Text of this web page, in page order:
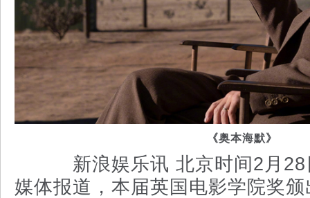
《奥本海默》
新浪娱乐讯 北京时间2月28
媒体报道，本届英国电影学院奖